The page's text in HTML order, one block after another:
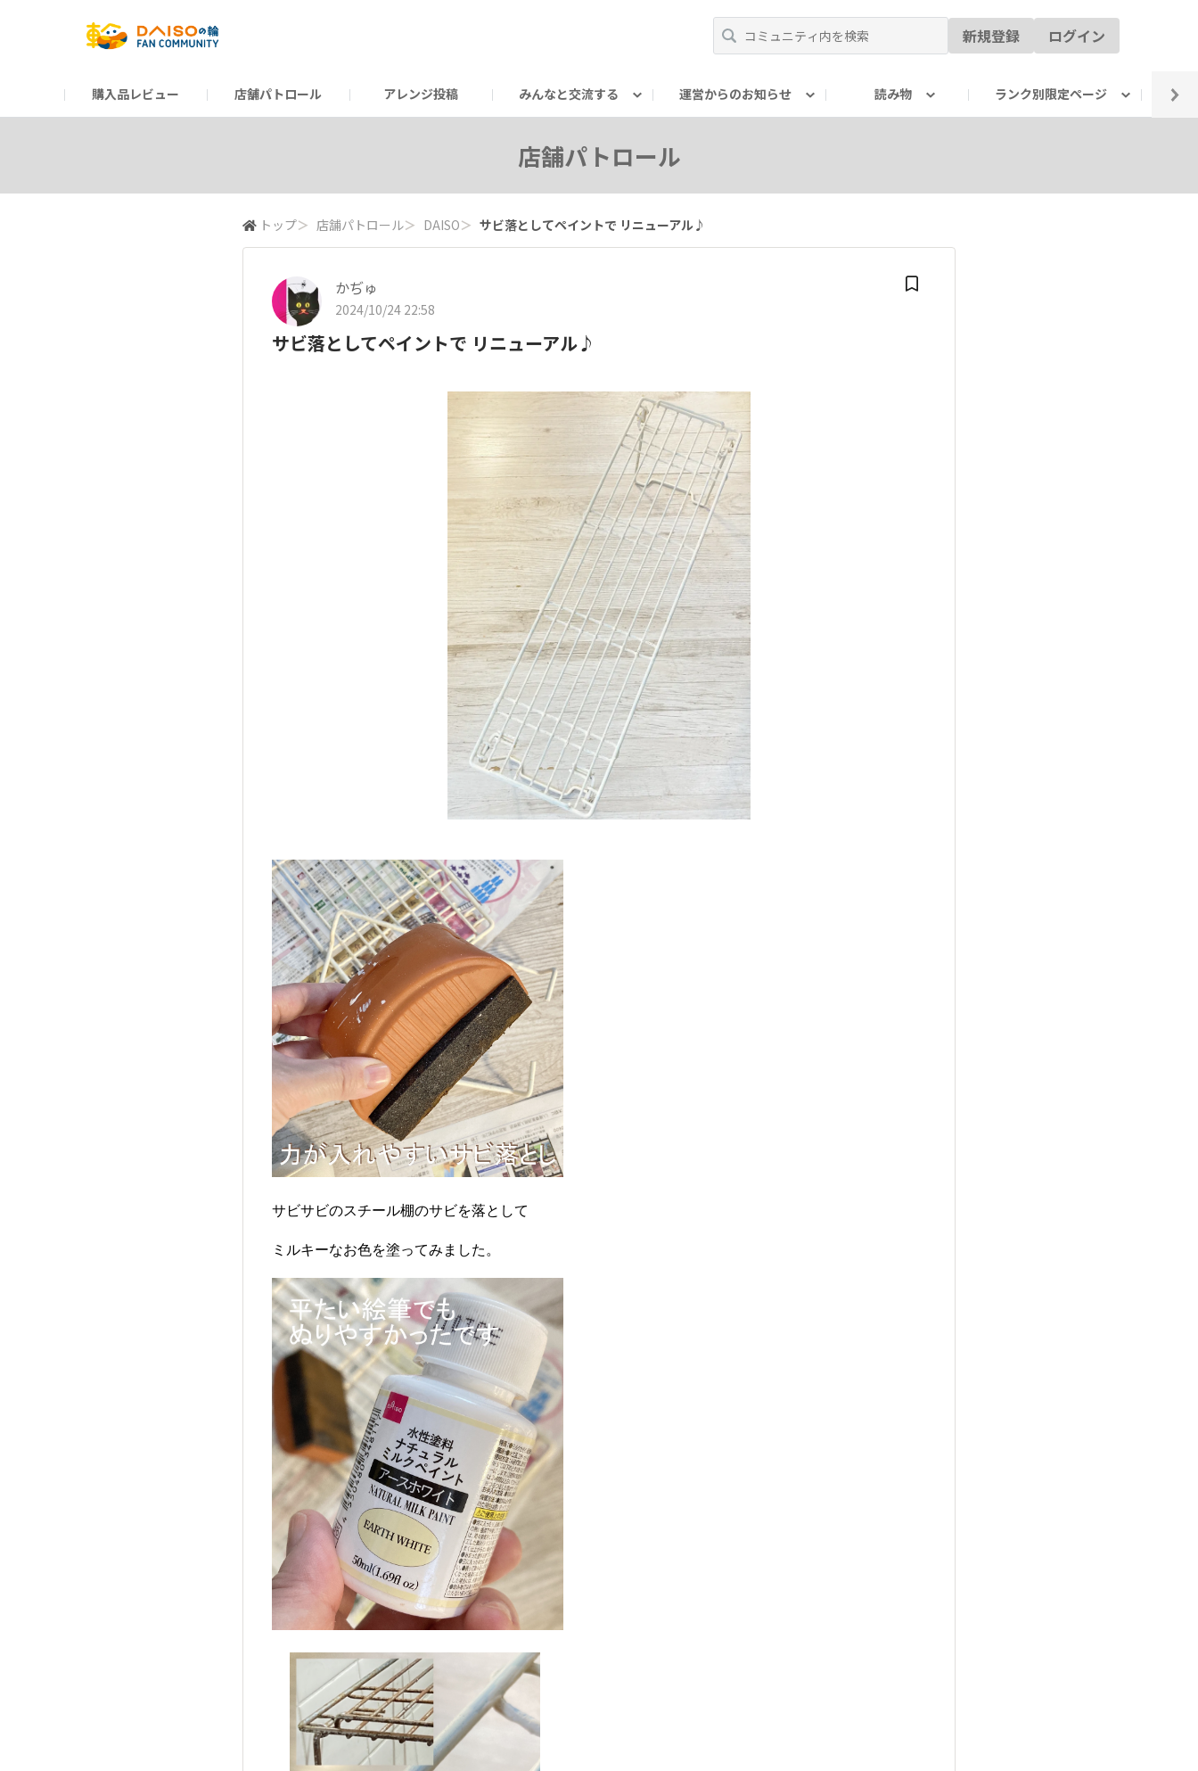
新規登録 ログイン
購入品レビュー 店舗パトロール アレンジ投稿 みんなと交流する 運営からのお知らせ 読み物 ランク別限定ページ
店舗パトロール
トップ＞ 店舗パトロール＞ DAISO＞ サビ落としてペイントで リニューアル♪
かぢゅ
2024/10/24 22:58
サビ落としてペイントで リニューアル♪
サビサビのスチール棚のサビを落として
ミルキーなお色を塗ってみました。